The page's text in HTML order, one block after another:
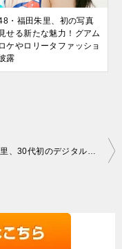
・福田朱里、初の写真
せる新たな魅力！グアム
ケやロリータファッショ
露
有村藍里、30代初のデジタル写真集『あいりのまま。』がついに登場！